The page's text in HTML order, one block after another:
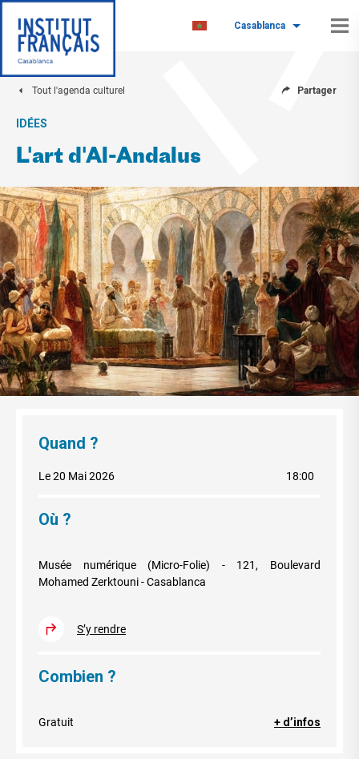
Casablanca
Tout l'agenda culturel Partager
IDÉES
L'art d'Al-Andalus
Quand ?
Le 20 Mai 2026 18:00
Où ?
Musée numérique (Micro-Folie) - 121, Boulevard
Mohamed Zerktouni - Casablanca
S’y rendre
Combien ?
Gratuit + d’infos